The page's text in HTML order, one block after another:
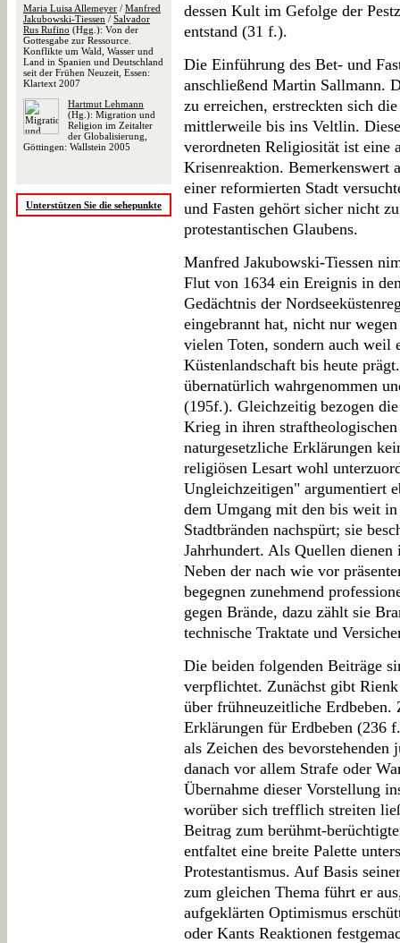
Maria Luisa Allemeyer / Manfred
Jakubowski-Tiessen / Salvador
Rus Rufino (Hgg.): Von der
Gottesgabe zur Ressource.
Konflikte um Wald, Wasser und
Land in Spanien und Deutschland
seit der Frühen Neuzeit, Essen:
Klartext 2007
Hartmut Lehmann
(Hg.): Migration und
Religion im Zeitalter
der Globalisierung,
Göttingen: Wallstein 2005
Unterstützen Sie die sehepunkte
dessen Kult im Gefolge der
entstand (31 f.).
Die Einführung des Bet- und
anschließend Martin Sallmann.
zu erreichen, erstreckten sich
mittlerweile bis ins Veltlin.
verordneten Religiosität ist eine
Krisenreaktion. Bemerkenswert
einer reformierten Stadt
und Fasten gehört sicher nicht
protestantischen Glaubens.
Manfred Jakubowski-Tiessen
Flut von 1634 ein Ereignis in
Gedächtnis der
eingebrannt hat, nicht nur
vielen Toten, sondern auch weil
Küstenlandschaft bis heute
übernatürlich wahrgenommen
(195f.). Gleichzeitig bezogen
Krieg in ihren
naturgesetzliche Erklärungen
religiösen Lesart wohl
Ungleichzeitigen" argumentiert
dem Umgang mit den bis weit
Stadtbränden nachspürt; sie
Jahrhundert. Als Quellen
Neben der nach wie vor
begegnen zunehmend
gegen Brände, dazu zählt sie
technische Traktate und
Die beiden folgenden Beiträge
verpflichtet. Zunächst gibt
über frühneuzeitliche Erdbeben.
Erklärungen für Erdbeben (236
als Zeichen des bevorstehenden
danach vor allem Strafe oder
Übernahme dieser Vorstellung
worüber sich trefflich streiten
Beitrag zum berühmt-
entfaltet eine breite Palette
Protestantismus. Auf Basis
zum gleichen Thema führt er
aufgeklärten Optimismus
oder Kants Reaktionen